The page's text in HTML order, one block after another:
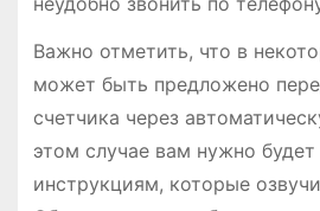
Важно отметить, что в
может быть предложено
счетчика через
этом случае вам нужно будет
инструкциям, которые